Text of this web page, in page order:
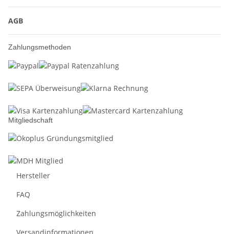
AGB
Zahlungsmethoden
Mitgliedschaft
Hersteller
FAQ
Zahlungsmöglichkeiten